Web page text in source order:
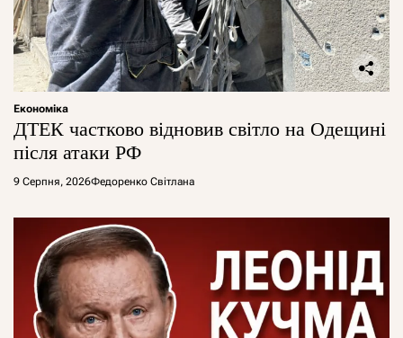
Економіка
ДТЕК частково відновив світло на Одещині
після атаки РФ
9 Серпня, 2026Федоренко Світлана